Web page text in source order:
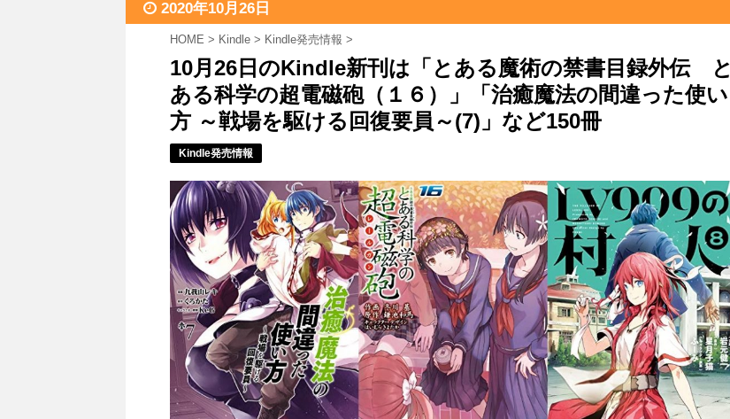
2020年10月26日
HOME > Kindle > Kindle発売情報 >
10月26日のKindle新刊は「とある魔術の禁書目録外伝 と
ある科学の超電磁砲（１６）」「治癒魔法の間違った使い
方 ～戦場を駆ける回復要員～(7)」など150冊
Kindle発売情報